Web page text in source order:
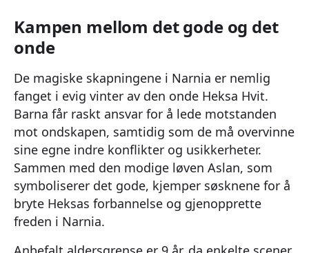
Kampen mellom det gode og det
onde
De magiske skapningene i Narnia er nemlig
fanget i evig vinter av den onde Heksa Hvit.
Barna får raskt ansvar for å lede motstanden
mot ondskapen, samtidig som de må overvinne
sine egne indre konflikter og usikkerheter.
Sammen med den modige løven Aslan, som
symboliserer det gode, kjemper søsknene for å
bryte Heksas forbannelse og gjenopprette
freden i Narnia.